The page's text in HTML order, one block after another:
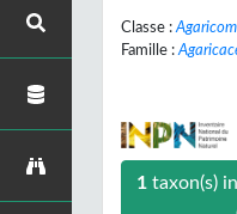
Classe :
Famille :
1taxon(s)